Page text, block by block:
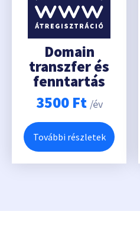
Domain
transzfer és
fenntartás
3500 Ft /év
További részletek